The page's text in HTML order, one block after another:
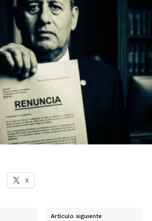
X
Artículo siguiente